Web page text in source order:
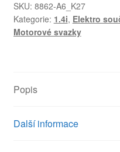
1.4
VTI
V759188680
SKU: 8862-A6_K27
Kategorie: 1.4i, Elektro
Motorové svazky
Popis
Další informace